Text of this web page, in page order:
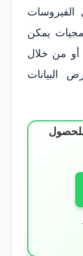
الفيروسات
يمكن
أو من خلال
البيانات
للحصول